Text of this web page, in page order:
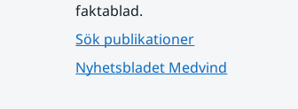
faktablad.
Sök publikationer
Nyhetsbladet Medvind